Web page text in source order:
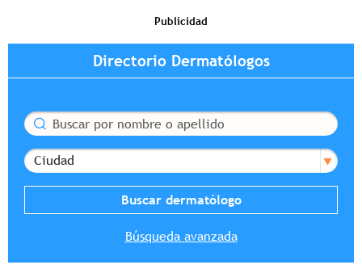
Publicidad
Directorio Dermatólogos
Buscar
Ciudad
Búsqueda avanzada